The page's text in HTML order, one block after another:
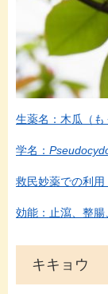
生薬名：木瓜（も
学名：
救民妙薬での利
効能：止瀉、整腸
キキョウ